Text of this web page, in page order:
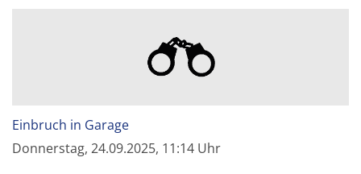
Einbruch in Garage
Donnerstag, 24.09.2025, 11:14 Uhr